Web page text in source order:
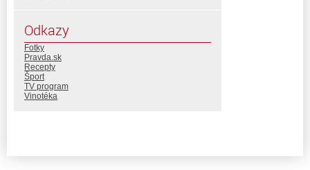
Odkazy
Fotky
Pravda.sk
Recepty
Šport
TV program
Vinotéka